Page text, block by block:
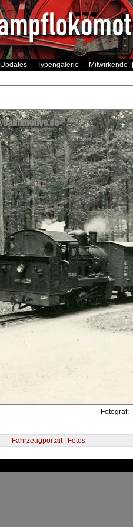
Updates Typengalerie Mitwirkende
Fotograf:
Fahrzeugportait | Fotos